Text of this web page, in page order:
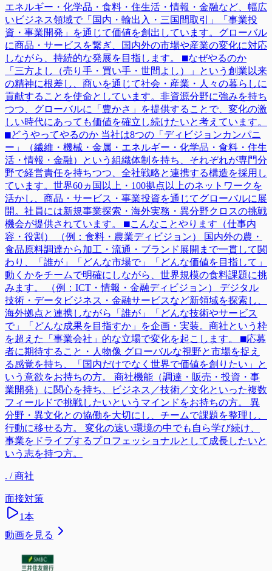
エネルギー・化学品・食料・住生活・情報・金融など、幅広
いビジネス領域で「国内・輸出入・三国間取引」「事業投
資・事業開発」を通じて価値を創出しています。グローバル
に商品・サービスを繋ぎ、国内外の市場や産業の変化に対応
しながら、持続的な発展を目指します。 ⬛︎なぜやるのか
「三方よし（売り手・買い手・世間よし）」という創業以来
の精神に根差し、商いを通じて社会・産業・人々の暮らしに
貢献することを使命としています。非資源分野に強みを持ち
つつ、グローバルに「豊かさ」を提供することで、変化の激
しい時代にあっても価値を確立し続けたいと考えています。
⬛︎どうやってやるのか 当社は8つの「ディビジョンカンパニ
ー」（繊維・機械・金属・エネルギー・化学品・食料・住生
活・情報・金融）という組織体制を持ち、それぞれが専門分
野で経営責任を持ちつつ、全社戦略と連携する構造を採用し
ています。世界60ヵ国以上・100拠点以上のネットワークを
活かし、商品・サービス・事業投資を通じてグローバルに展
開。社員には新規事業探索・海外実務・異分野クロスの挑戦
機会が提供されています。 ⬛︎こんなことやります（仕事内
容・役割） （例：食料・農業ディビジョン） 国内外の農・
食品原料調達から加工・流通・ブランド展開まで一貫して関
わり、「誰が」「どんな市場で」「どんな価値を目指して」
動くかをチームで明確にしながら、世界規模の食料課題に挑
みます。 （例：ICT・情報・金融ディビジョン） デジタル
技術・データビジネス・金融サービスなど新領域を探索し、
海外拠点と連携しながら「誰が」「どんな技術やサービス
で」「どんな成果を目指すか」を企画・実装。商社という枠
を超えた「事業会社」的な立場で変化を起こします。 ⬛︎応募
者に期待すること・人物像 グローバルな視野と市場を捉え
る感覚を持ち、「国内だけでなく世界で価値を創りたい」と
いう意欲をお持ちの方。 商社機能（調達・販売・投資・事
業開発）に関心を持ち、ビジネス／技術／文化といった複数
フィールドで挑戦したいというマインドをお持ちの方。 異
分野・異文化との協働を大切にし、チームで課題を整理し、
行動に移せる方。 変化の速い環境の中でも自ら学び続け、
事業をドライブするプロフェッショナルとして成長したいと
いう志を持つ方。
. / 商社
面接対策
1本
動画を見る